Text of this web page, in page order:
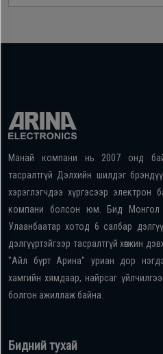
Манай компани нь 2007 онд
тасралтгүй Дэлхийн шилдэг
хэрэглэгчдээ хүргэсээр электрон
компани болсон юм. Бид Монгол
Улаанбаатар хотод 6 салбар
дэлгүүртэйгээр тасралтгүй хөгжин
"Айл бүрт Арина" уриан дор
хамгийн хямдаар, найрсаг
болгон ажиллаж байна.
Бидний тухай